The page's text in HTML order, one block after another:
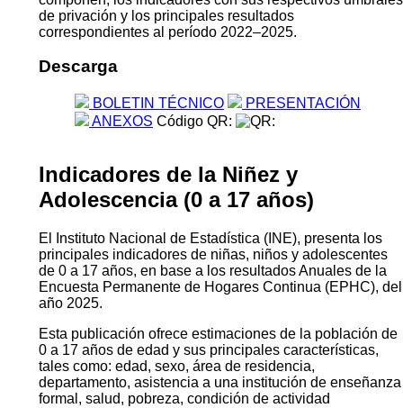
de privación y los principales resultados
correspondientes al período 2022–2025.
Descarga
BOLETIN TÉCNICO
PRESENTACIÓN
ANEXOS Código QR:
Indicadores de la Niñez y
Adolescencia (0 a 17 años)
El Instituto Nacional de Estadística (INE), presenta los
principales indicadores de niñas, niños y adolescentes
de 0 a 17 años, en base a los resultados Anuales de la
Encuesta Permanente de Hogares Continua (EPHC), del
año 2025.
Esta publicación ofrece estimaciones de la población de
0 a 17 años de edad y sus principales características,
tales como: edad, sexo, área de residencia,
departamento, asistencia a una institución de enseñanza
formal, salud, pobreza, condición de actividad